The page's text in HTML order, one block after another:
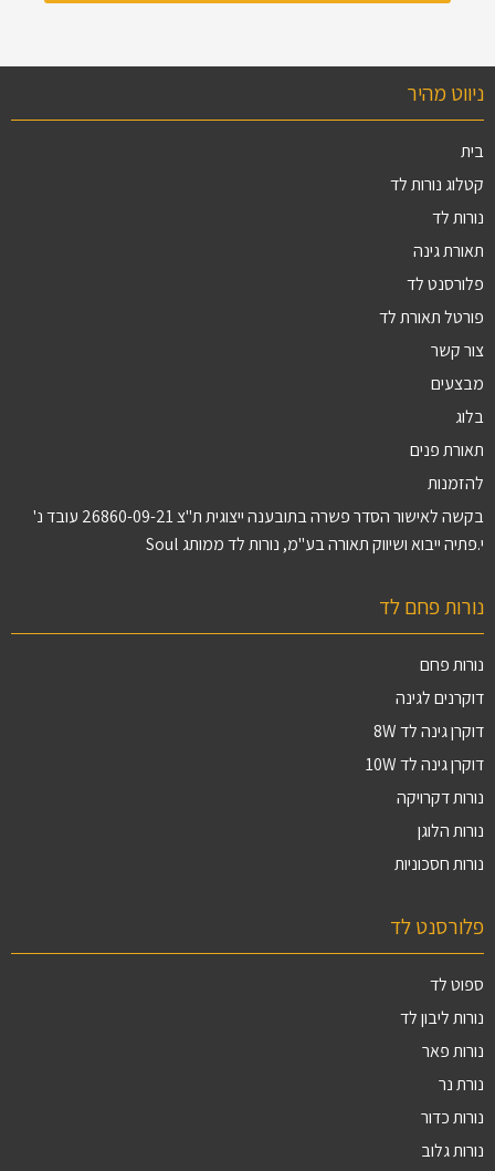
ניווט מהיר
בית
קטלוג נורות לד
נורות לד
תאורת גינה
פלורסנט לד
פורטל תאורת לד
צור קשר
מבצעים
בלוג
תאורת פנים
להזמנות
בקשה לאישור הסדר פשרה בתובענה ייצוגית ת"צ 26860-09-21 עובד נ'
י.פתיה ייבוא ושיווק תאורה בע"מ, נורות לד ממותג Soul
נורות פחם לד
נורות פחם
דוקרנים לגינה
דוקרן גינה לד 8W
דוקרן גינה לד 10W
נורות דקרויקה
נורות הלוגן
נורות חסכוניות
פלורסנט לד
ספוט לד
נורות ליבון לד
נורות פאר
נורת נר
נורות כדור
נורות גלוב